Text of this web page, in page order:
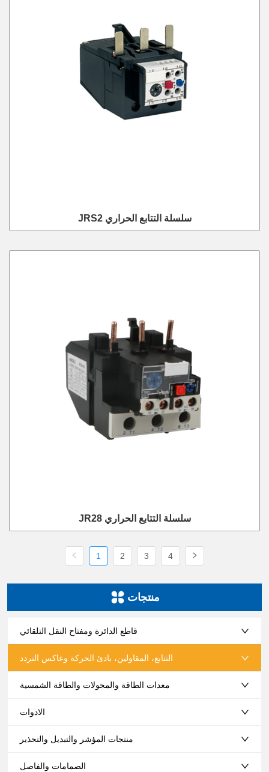
JRS2 سلسلة التتابع الحراري
JR28 سلسلة التتابع الحراري
1 2 3 4
منتجات
قاطع الدائرة ومفتاح النقل التلقائي
التتابع، المقاولين، بادئ الحركة وعاكس التردد
معدات الطاقة والمحولات والطاقة الشمسية
الادوات
منتجات المؤشر والتبديل والتحذير
الصمامات والفاصل